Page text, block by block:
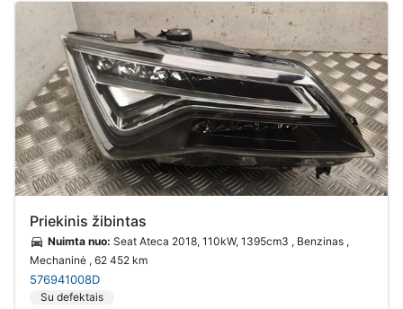
Priekinis žibintas
Nuimta nuo: Seat Ateca 2018, 110kW, 1395cm3 , Benzinas ,
Mechaninė , 62 452 km
576941008D
Su defektais